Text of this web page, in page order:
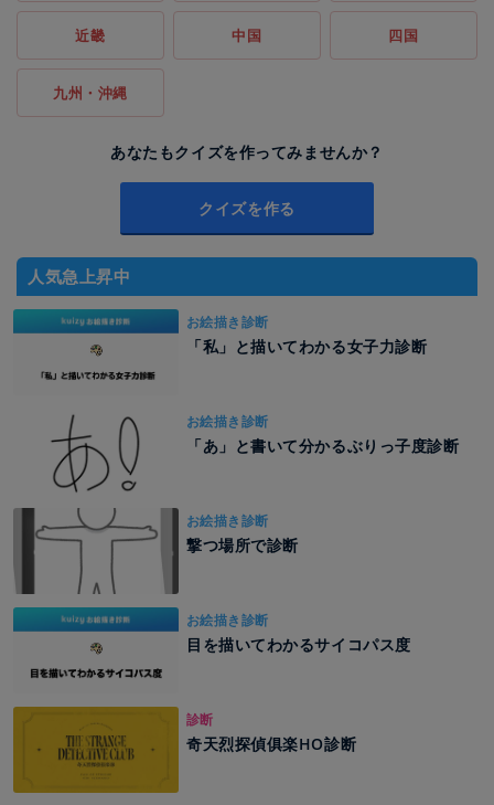
近畿 中国 四国
九州・沖縄
あなたもクイズを作ってみませんか？
クイズを作る
人気急上昇中
お絵描き診断
「私」と描いてわかる女子力診断
お絵描き診断
「あ」と書いて分かるぶりっ子度診断
お絵描き診断
撃つ場所で診断
お絵描き診断
目を描いてわかるサイコパス度
診断
奇天烈探偵俱楽HO診断